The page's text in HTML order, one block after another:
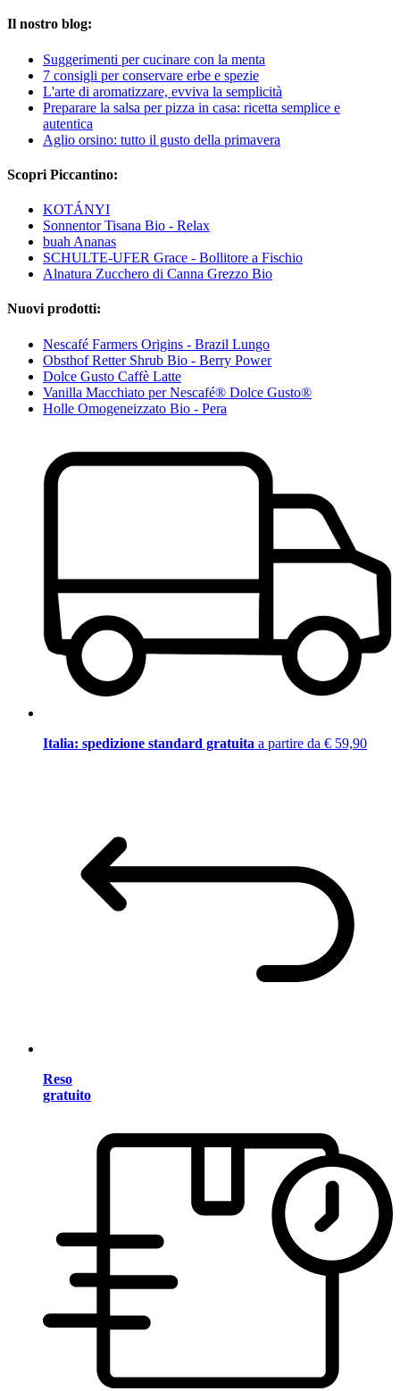
Il nostro blog:
Suggerimenti per cucinare con la menta
7 consigli per conservare erbe e spezie
L'arte di aromatizzare, evviva la semplicità
Preparare la salsa per pizza in casa: ricetta semplice e
autentica
Aglio orsino: tutto il gusto della primavera
Scopri Piccantino:
KOTÁNYI
Sonnentor Tisana Bio - Relax
buah Ananas
SCHULTE-UFER Grace - Bollitore a Fischio
Alnatura Zucchero di Canna Grezzo Bio
Nuovi prodotti:
Nescafé Farmers Origins - Brazil Lungo
Obsthof Retter Shrub Bio - Berry Power
Dolce Gusto Caffè Latte
Vanilla Macchiato per Nescafé® Dolce Gusto®
Holle Omogeneizzato Bio - Pera
Italia: spedizione standard gratuita a partire da € 59,90
Reso
gratuito